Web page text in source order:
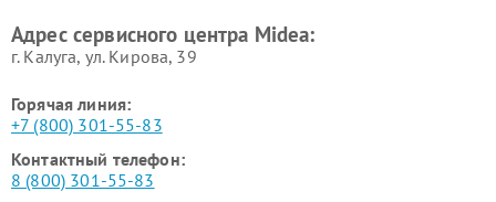
Midea
Адрес сервисного центра Midea:
г. Калуга, ул. Кирова, 39
Горячая линия:
+7 (800) 301-55-83
Контактный телефон:
8 (800) 301-55-83